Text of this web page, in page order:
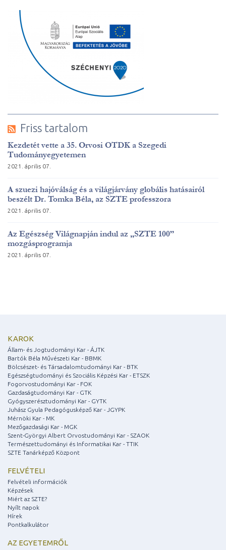
Friss tartalom
Kezdetét vette a 35. Orvosi OTDK a Szegedi
Tudományegyetemen
2021. április 07.
A szuezi hajóválság és a világjárvány globális hatásairól
beszélt Dr. Tomka Béla, az SZTE professzora
2021. április 07.
Az Egészség Világnapján indul az „SZTE 100”
mozgásprogramja
2021. április 07.
KAROK
Állam- és Jogtudományi Kar - ÁJTK
Bartók Béla Művészeti Kar - BBMK
Bölcsészet- és Társadalomtudományi Kar - BTK
Egészségtudományi és Szociális Képzési Kar - ETSZK
Fogorvostudományi Kar - FOK
Gazdaságtudományi Kar - GTK
Gyógyszerésztudományi Kar - GYTK
Juhász Gyula Pedagógusképző Kar - JGYPK
Mérnöki Kar - MK
Mezőgazdasági Kar - MGK
Szent-Györgyi Albert Orvostudományi Kar - SZAOK
Természettudományi és Informatikai Kar - TTIK
SZTE Tanárképző Központ
FELVÉTELI
Felvételi információk
Képzések
Miért az SZTE?
Nyílt napok
Hírek
Pontkalkulátor
AZ EGYETEMRŐL